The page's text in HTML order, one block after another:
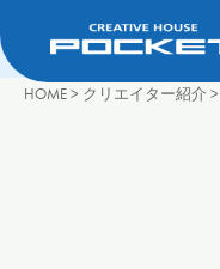
HOME> クリエイター紹介